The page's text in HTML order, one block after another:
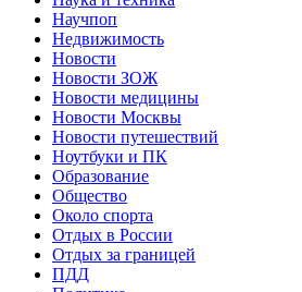
Научпоп
Недвижимость
Новости
Новости ЗОЖ
Новости медицины
Новости Москвы
Новости путешествий
Ноутбуки и ПК
Образование
Общество
Около спорта
Отдых в России
Отдых за границей
ПДД